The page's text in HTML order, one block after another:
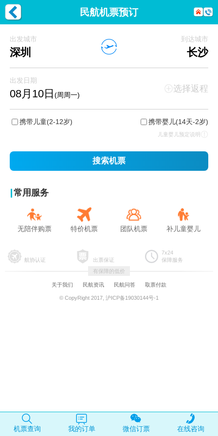
民航机票预订
出发城市
深圳
到达城市
长沙
出发日期
08月10日 (周周一)
选择返程
携带儿童(2-12岁) 携带婴儿(14天-2岁)
儿童婴儿预定说明
搜索机票
常用服务
无陪伴购票 特价机票 团队机票 补儿童婴儿
航协认证 出票保证
7x24
保障服务
有保障的低价
关于我们 民航资讯 民航问答 取票付款
© CopyRight 2017, 沪ICP备19030144号-1
机票查询 我的订单 微信订票 在线咨询